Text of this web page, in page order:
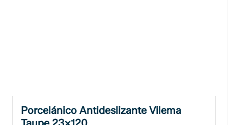
Porcelánico Antideslizante Vilema